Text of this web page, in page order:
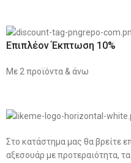
Επιπλέον Έκπτωση 10%
Με 2 προϊόντα & άνω
Στο κατάστημα μας θα βρείτε
αξεσουάρ με προτεραιότητα,